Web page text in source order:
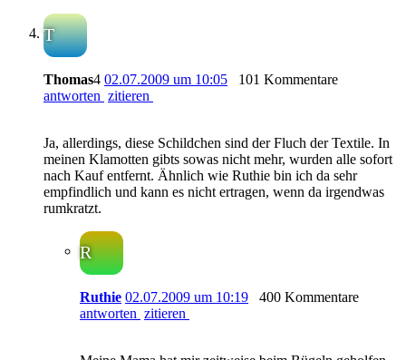
T
Thomas4 02.07.2009 um 10:05
101 Kommentare
antworten zitieren
Ja, allerdings, diese Schildchen sind der Fluch der Textile. In
meinen Klamotten gibts sowas nicht mehr, wurden alle sofort
nach Kauf entfernt. Ähnlich wie Ruthie bin ich da sehr
empfindlich und kann es nicht ertragen, wenn da irgendwas
rumkratzt.
R
Ruthie 02.07.2009 um 10:19
400 Kommentare
antworten zitieren